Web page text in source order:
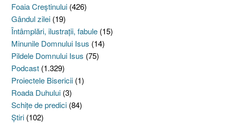
Foaia Creştinului (426)
Gândul zilei (19)
Întâmplări, ilustraţii, fabule (15)
Minunile Domnului Isus (14)
Pildele Domnului Isus (75)
Podcast (1.329)
Proiectele Bisericii (1)
Roada Duhului (3)
Schiţe de predici (84)
Ştiri (102)